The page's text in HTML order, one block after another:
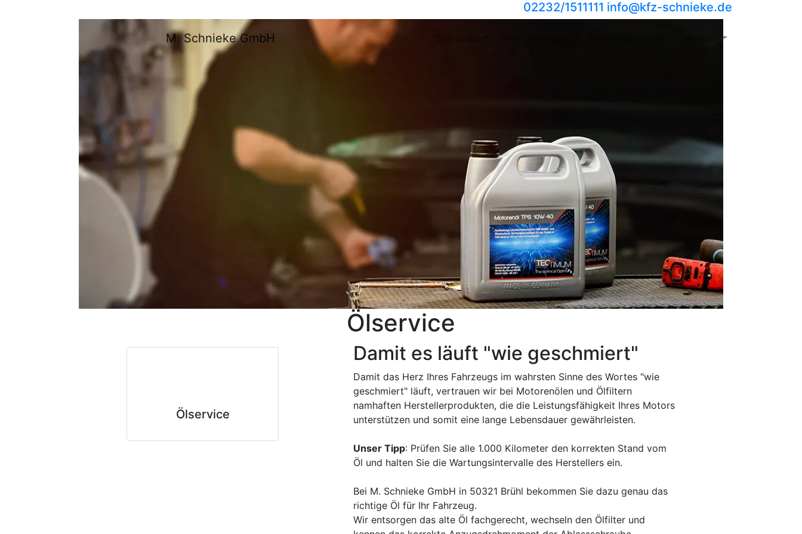
02232/1511111 info​@kfz-schnieke.de
M. Schnieke GmbH
Ölservice
Ölservice
Damit es läuft "wie geschmiert"
Damit das Herz Ihres Fahrzeugs im wahrsten Sinne des Wortes "wie
geschmiert" läuft, vertrauen wir bei Motorenölen und Ölfiltern
namhaften Herstellerprodukten, die die Leistungsfähigkeit Ihres Motors
unterstützen und somit eine lange Lebensdauer gewährleisten.
Unser Tipp: Prüfen Sie alle 1.000 Kilometer den korrekten Stand vom
Öl und halten Sie die Wartungsintervalle des Herstellers ein.
Bei M. Schnieke GmbH in 50321 Brühl bekommen Sie dazu genau das
richtige Öl für Ihr Fahrzeug.
Wir entsorgen das alte Öl fachgerecht, wechseln den Ölfilter und